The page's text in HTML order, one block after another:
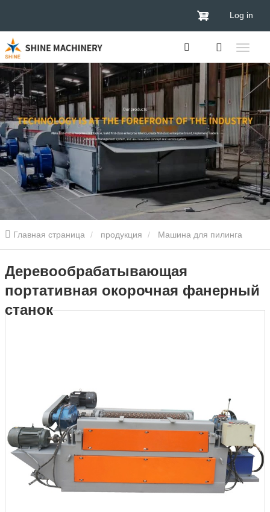
Log in
Главная страница продукция Машина для пилинга
шпона 4 фута Деревянный бревна Окорочка
Деревообрабатывающая портативная окорочная фанерный
Деревообрабатывающая
портативная окорочная фанерный
станок